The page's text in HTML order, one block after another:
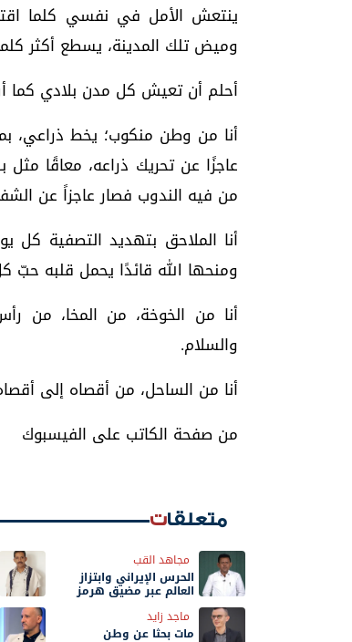
ينتعش الأمل في نفسي كلما
وميض تلك المدينة، يسطع أكثر
أحلم أن تعيش كل مدن بلادي كما
عاجزًا عن تحريك ذراعه، معاقًا
من فيه الندوب فصار عاجزاً عن
أنا الملاحق بتهديد التصفية كل
ومنحها الله قائدًا يحمل قلبه حبّ
أنا من الخوخة، من المخا، من
والسلام.
أنا من الساحل، من أقصاه إلى
من صفحة الكاتب على الفيسبوك
متعلقات
مجاهد القب
الحرس الإيراني وابتزاز
العالم عبر مضيق هرمز
ماجد زايد
مات بحثًا عن وطن